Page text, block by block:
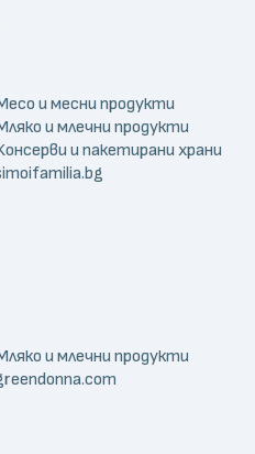
и месни продукти
и млечни продукти
и пакетирани храни
и млечни продукти